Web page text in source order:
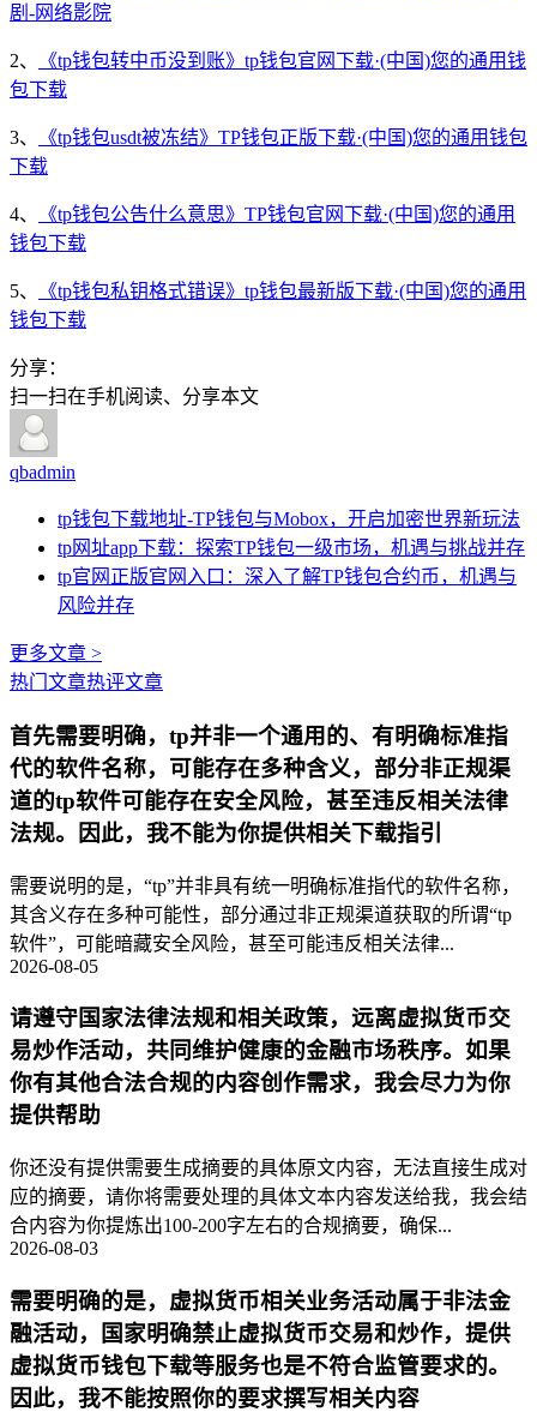
剧-网络影院
2、
《tp钱包转中币没到账》tp钱包官网下载·(中国)您的通用钱
包下载
3、
《tp钱包usdt被冻结》TP钱包正版下载·(中国)您的通用钱包
下载
4、
《tp钱包公告什么意思》TP钱包官网下载·(中国)您的通用
钱包下载
5、
《tp钱包私钥格式错误》tp钱包最新版下载·(中国)您的通用
钱包下载
分享：
扫一扫在手机阅读、分享本文
qbadmin
tp钱包下载地址-TP钱包与Mobox，开启加密世界新玩法
tp网址app下载：探索TP钱包一级市场，机遇与挑战并存
tp官网正版官网入口：深入了解TP钱包合约币，机遇与
风险并存
更多文章 >
热门文章热评文章
首先需要明确，tp并非一个通用的、有明确标准指
代的软件名称，可能存在多种含义，部分非正规渠
道的tp软件可能存在安全风险，甚至违反相关法律
法规。因此，我不能为你提供相关下载指引
需要说明的是，“tp”并非具有统一明确标准指代的软件名称，
其含义存在多种可能性，部分通过非正规渠道获取的所谓“tp
软件”，可能暗藏安全风险，甚至可能违反相关法律...
2026-08-05
请遵守国家法律法规和相关政策，远离虚拟货币交
易炒作活动，共同维护健康的金融市场秩序。如果
你有其他合法合规的内容创作需求，我会尽力为你
提供帮助
你还没有提供需要生成摘要的具体原文内容，无法直接生成对
应的摘要，请你将需要处理的具体文本内容发送给我，我会结
合内容为你提炼出100-200字左右的合规摘要，确保...
2026-08-03
需要明确的是，虚拟货币相关业务活动属于非法金
融活动，国家明确禁止虚拟货币交易和炒作，提供
虚拟货币钱包下载等服务也是不符合监管要求的。
因此，我不能按照你的要求撰写相关内容